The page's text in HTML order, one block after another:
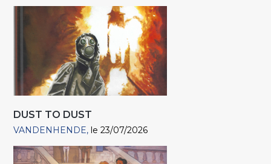
DUST TO DUST
VANDENHENDE le 23/07/2026